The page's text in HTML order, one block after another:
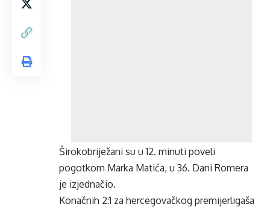
Širokobriježani su u 12. minuti poveli
pogotkom Marka Matića, u 36. Dani Romera
je izjednačio.
Konačnih 2:1 za hercegovačkog premijerligaša